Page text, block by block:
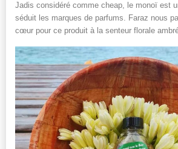
Jadis considéré comme cheap, le monoï est
séduit les marques de parfums. Faraz nous
cœur pour ce produit à la senteur florale